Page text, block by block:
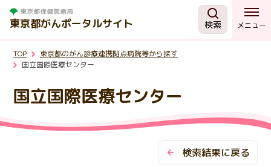
東京都がんポータルサイト 検索 メニュー
がんを知る
予防・検診
TOP
東京都のがん診療連携拠点病院等から探す
国立国際医療センター
国立国際医療センター
検索結果に戻る